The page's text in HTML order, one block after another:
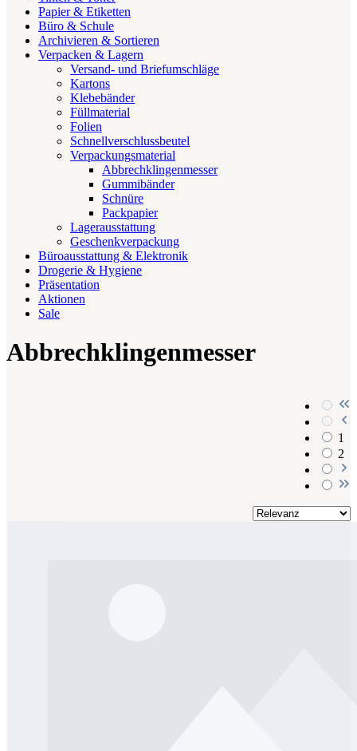
Papier & Etiketten
Büro & Schule
Archivieren & Sortieren
Verpacken & Lagern
Versand- und Briefumschläge
Kartons
Klebebänder
Füllmaterial
Folien
Schnellverschlussbeutel
Verpackungsmaterial
Abbrechklingenmesser
Gummibänder
Schnüre
Packpapier
Lagerausstattung
Geschenkverpackung
Büroausstattung & Elektronik
Drogerie & Hygiene
Präsentation
Aktionen
Sale
Abbrechklingenmesser
1
2